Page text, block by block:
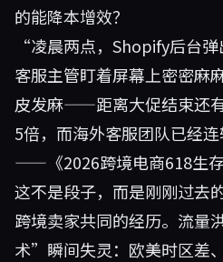
的能降本增效？
“凌晨两点，Shopify后台弹
客服主管盯着屏幕上密密麻
皮发麻——距离大促结束还
5倍，而海外客服团队已经
——《2026跨境电商618生存
这不是段子，而是刚刚过去
跨境卖家共同的经历。流量
术”瞬间失灵：欧美时区差